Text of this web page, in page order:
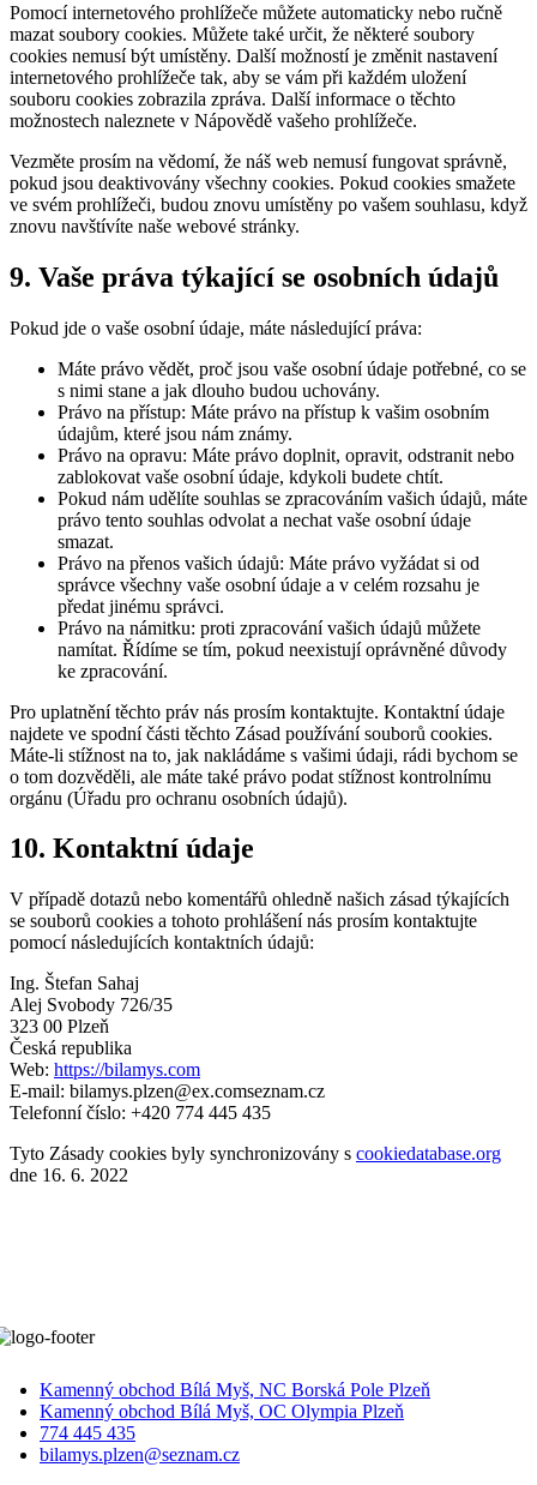
Pomocí internetového prohlížeče můžete automaticky nebo ručně
mazat soubory cookies. Můžete také určit, že některé soubory
cookies nemusí být umístěny. Další možností je změnit nastavení
internetového prohlížeče tak, aby se vám při každém uložení
souboru cookies zobrazila zpráva. Další informace o těchto
možnostech naleznete v Nápovědě vašeho prohlížeče.
Vezměte prosím na vědomí, že náš web nemusí fungovat správně,
pokud jsou deaktivovány všechny cookies. Pokud cookies smažete
ve svém prohlížeči, budou znovu umístěny po vašem souhlasu, když
znovu navštívíte naše webové stránky.
9. Vaše práva týkající se osobních údajů
Pokud jde o vaše osobní údaje, máte následující práva:
Máte právo vědět, proč jsou vaše osobní údaje potřebné, co se
s nimi stane a jak dlouho budou uchovány.
Právo na přístup: Máte právo na přístup k vašim osobním
údajům, které jsou nám známy.
Právo na opravu: Máte právo doplnit, opravit, odstranit nebo
zablokovat vaše osobní údaje, kdykoli budete chtít.
Pokud nám udělíte souhlas se zpracováním vašich údajů, máte
právo tento souhlas odvolat a nechat vaše osobní údaje
smazat.
Právo na přenos vašich údajů: Máte právo vyžádat si od
správce všechny vaše osobní údaje a v celém rozsahu je
předat jinému správci.
Právo na námitku: proti zpracování vašich údajů můžete
namítat. Řídíme se tím, pokud neexistují oprávněné důvody
ke zpracování.
Pro uplatnění těchto práv nás prosím kontaktujte. Kontaktní údaje
najdete ve spodní části těchto Zásad používání souborů cookies.
Máte-li stížnost na to, jak nakládáme s vašimi údaji, rádi bychom se
o tom dozvěděli, ale máte také právo podat stížnost kontrolnímu
orgánu (Úřadu pro ochranu osobních údajů).
10. Kontaktní údaje
V případě dotazů nebo komentářů ohledně našich zásad týkajících
se souborů cookies a tohoto prohlášení nás prosím kontaktujte
pomocí následujících kontaktních údajů:
Ing. Štefan Sahaj
Alej Svobody 726/35
323 00 Plzeň
Česká republika
Web: https://bilamys.com
E-mail: bilamys.plzen@ex.comseznam.cz
Telefonní číslo: +420 774 445 435
Tyto Zásady cookies byly synchronizovány s cookiedatabase.org
dne 16. 6. 2022
Kamenný obchod Bílá Myš, NC Borská Pole Plzeň
Kamenný obchod Bílá Myš, OC Olympia Plzeň
774 445 435
bilamys.plzen@seznam.cz